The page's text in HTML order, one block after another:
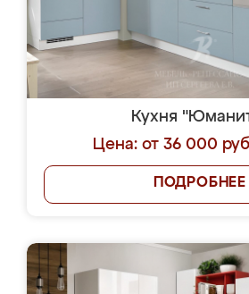
Кухня
Цена: от 36 000
ПОДРОБНЕЕ